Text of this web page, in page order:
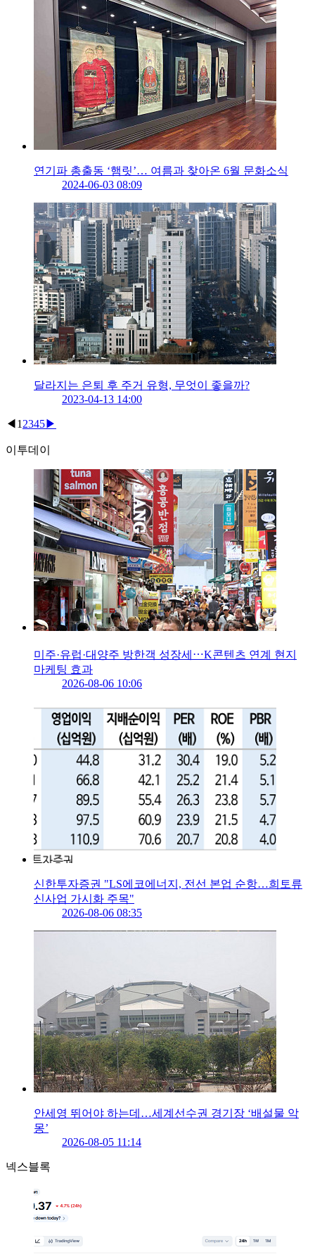
연기파 총출동 ‘햄릿’… 여름과 찾아온 6월 문화소식
2024-06-03 08:09
달라지는 은퇴 후 주거 유형, 무엇이 좋을까?
2023-04-13 14:00
◀ 1 2345▶
이투데이
미주·유럽·대양주 방한객 성장세⋯K콘텐츠 연계 현지
마케팅 효과
2026-08-06 10:06
신한투자증권 "LS에코에너지, 전선 본업 순항…희토류
신사업 가시화 주목"
2026-08-06 08:35
안세영 뛰어야 하는데…세계선수권 경기장 ‘배설물 악
몽’
2026-08-05 11:14
넥스블록